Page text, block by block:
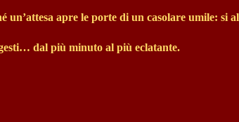
un’attesa apre le porte di un casolare umile: si
dal più minuto al più eclatante.